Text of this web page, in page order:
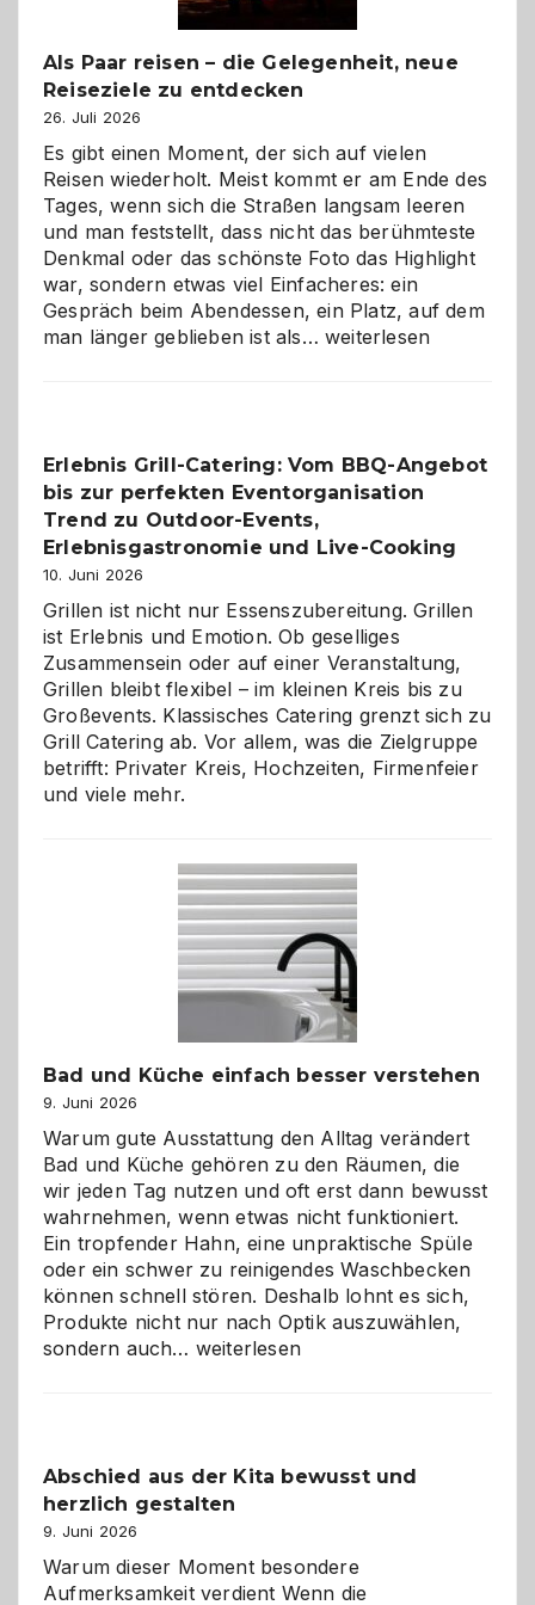
Als Paar reisen – die Gelegenheit, neue
Reiseziele zu entdecken
26. Juli 2026
Es gibt einen Moment, der sich auf vielen
Reisen wiederholt. Meist kommt er am Ende des
Tages, wenn sich die Straßen langsam leeren
und man feststellt, dass nicht das berühmteste
Denkmal oder das schönste Foto das Highlight
war, sondern etwas viel Einfacheres: ein
Gespräch beim Abendessen, ein Platz, auf dem
man länger geblieben ist als… Als
Gelegenheit,
neue
zu
weiterlesen
Erlebnis Grill-Catering: Vom BBQ-Angebot
bis zur perfekten Eventorganisation
Trend zu Outdoor-Events,
Erlebnisgastronomie und Live-Cooking
10. Juni 2026
Grillen ist nicht nur Essenszubereitung. Grillen
ist Erlebnis und Emotion. Ob geselliges
Zusammensein oder auf einer Veranstaltung,
Grillen bleibt flexibel – im kleinen Kreis bis zu
Großevents. Klassisches Catering grenzt sich zu
Grill Catering ab. Vor allem, was die Zielgruppe
betrifft: Privater Kreis, Hochzeiten, Firmenfeier
und viele mehr.
Bad und Küche einfach besser verstehen
9. Juni 2026
Warum gute Ausstattung den Alltag verändert
Bad und Küche gehören zu den Räumen, die
wir jeden Tag nutzen und oft erst dann bewusst
wahrnehmen, wenn etwas nicht funktioniert.
Ein tropfender Hahn, eine unpraktische Spüle
oder ein schwer zu reinigendes Waschbecken
können schnell stören. Deshalb lohnt es sich,
Produkte nicht nur nach Optik auszuwählen,
sondern auch… Bad
verstehen
weiterlesen
Abschied aus der Kita bewusst und
herzlich gestalten
9. Juni 2026
Warum dieser Moment besondere
Aufmerksamkeit verdient Wenn die